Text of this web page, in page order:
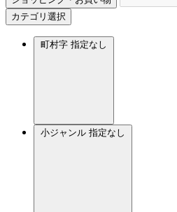
カテゴリ選択
町村字 指定なし
小ジャンル 指定なし